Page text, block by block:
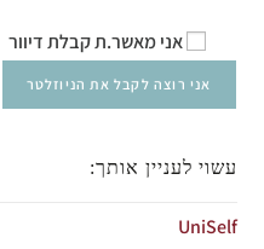
אני מאשר.ת קבלת דיוור
עשוי לעניין אותך:
UniSelf